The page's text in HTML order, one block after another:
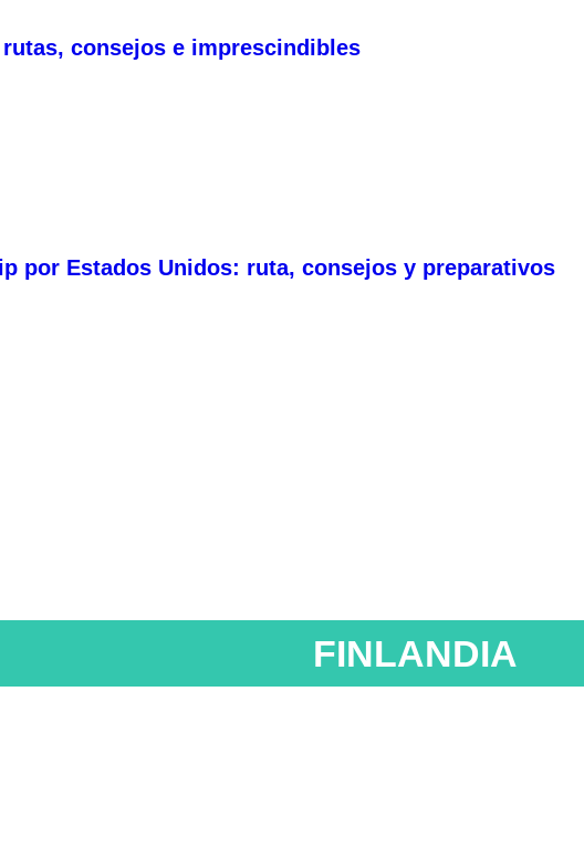
consejos e imprescindibles
por Estados Unidos: ruta, consejos y preparativos
FINLANDIA